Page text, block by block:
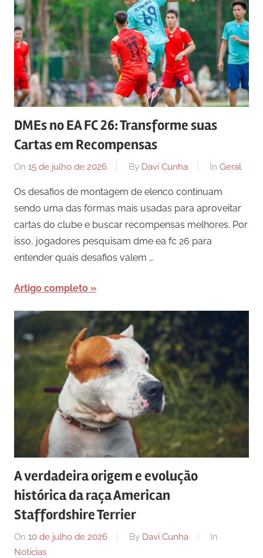
DMEs no EA FC 26: Transforme suas
Cartas em Recompensas
On 15 de julho de 2026 By Davi Cunha In Geral
Os desafios de montagem de elenco continuam
sendo uma das formas mais usadas para aproveitar
cartas do clube e buscar recompensas melhores. Por
isso, jogadores pesquisam dme ea fc 26 para
entender quais desafios valem …
Artigo completo
A verdadeira origem e evolução
histórica da raça American
Staffordshire Terrier
On 10 de julho de 2026 By Davi Cunha
In
Notícias